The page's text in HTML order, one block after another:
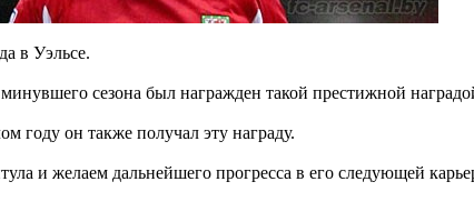
в Уэльсе.
сезона был награжден такой престижной
году он также получал эту награду.
и желаем дальнейшего прогресса в его следующей